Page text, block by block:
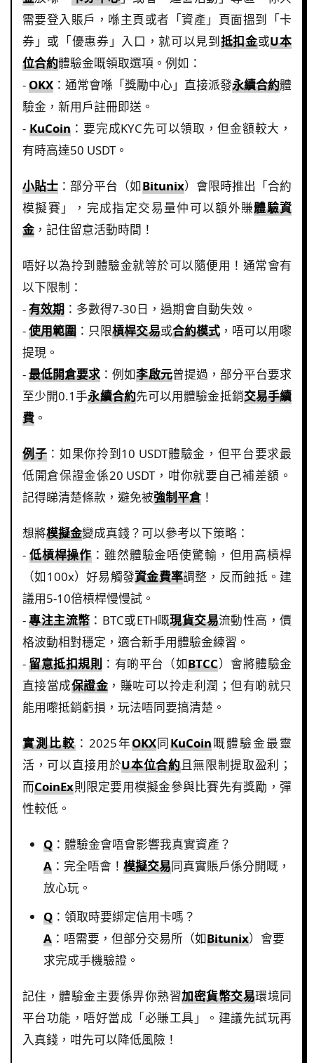
需要登入賬戶，喺主頁或者「資產」頁面搵到「卡
券」或「優惠券」入口，就可以見到抵扣金或U本
位合約體驗金嘅領取選項。例如：
-OKX ：通常會喺「獎勵中心」直接派發永續合約體
驗金，新用戶註冊即送。
- KuCoin：要完成KYC先可以領取，但金額較大，
有時高達50 USDT。
小貼士 ：部分平台（如Bitunix）會限時推出「合約
模擬賽」，完成指定交易量仲可以額外賺體驗資
金 ，記住留意活動時間！
唔好以為拎到體驗金就等於可以隨便用！通常會有
以下限制：
-有效期 ：多數得7-30日，過期會自動失效。
-使用範圍 ：只限槓桿交易或合約模式，唔可以用嚟
提現。
-最低開倉要求 ：例如李啟元曾提過，部分平台要求
至少開0.1手永續合約先可以用體驗金抵銷交易手續
費 。
例子 ：如果你拎到10 USDT體驗金，但平台要求最
低開倉保證金係20 USDT，咁你就要自己補差額。
記得睇清楚條款，避免被強制平倉 ！
想將模擬金變成真錢？可以參考以下策略：
- 低槓桿操作 ：雖然體驗金唔使驚輸，但用高槓桿
（如100x）好易觸發資金費率調整，反而蝕抵。建
議用5-10倍槓桿慢慢試。
-專注主流幣 ：BTC或ETH嘅現貨交易流動性高，價
格波動相對穩定，適合新手用體驗金練習。
-留意抵扣規則 ：有啲平台（如BTCC）會將體驗金
直接當成保證金 ，賺咗可以拎走利潤；但有啲就只
能用嚟抵銷虧損，玩法唔同要搞清楚。
實測比較：2025年OKX同KuCoin嘅體驗金最靈
活，可以直接用於U本位合約且無限制提取盈利；
而CoinEx則限定要用模擬金參與比賽先有獎勵，彈
性較低。
Q ：體驗金會唔會影響我真實資產？
A ：完全唔會！ 模擬交易同真實賬戶係分開嘅，
放心玩。
Q ：領取時要綁定信用卡嗎？
A ：唔需要，但部分交易所（如Bitunix）會要
求完成手機驗證。
記住，體驗金主要係畀你熟習加密貨幣交易環境同
平台功能，唔好當成「必賺工具」。建議先試玩再
入真錢，咁先可以降低風險！